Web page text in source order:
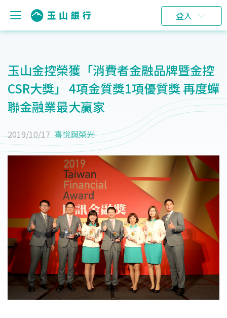
登入
玉山金控榮獲「消費者金融品牌暨金控
CSR大獎」 4項金質獎1項優質獎 再度蟬
聯金融業最大贏家
2019/10/17 喜悅與榮光